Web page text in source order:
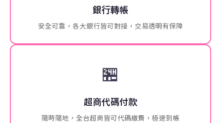
銀行轉帳
安全可靠，各大銀行皆可對接，交易透明有保障
🏪
超商代碼付款
隨時隨地，全台超商皆可代碼繳費，極速到帳